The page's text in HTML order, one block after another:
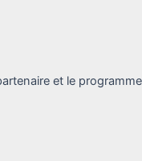
et le programme